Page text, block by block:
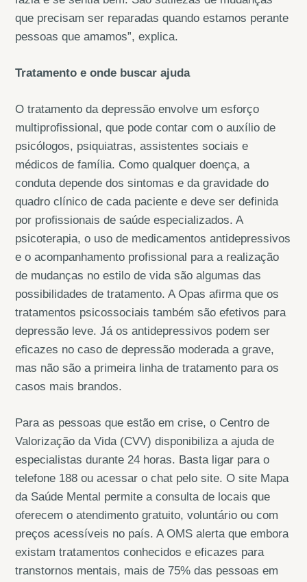
que precisam ser reparadas quando estamos perante
pessoas que amamos”, explica.
Tratamento e onde buscar ajuda
O tratamento da depressão envolve um esforço
multiprofissional, que pode contar com o auxílio de
psicólogos, psiquiatras, assistentes sociais e
médicos de família. Como qualquer doença, a
conduta depende dos sintomas e da gravidade do
quadro clínico de cada paciente e deve ser definida
por profissionais de saúde especializados. A
psicoterapia, o uso de medicamentos antidepressivos
e o acompanhamento profissional para a realização
de mudanças no estilo de vida são algumas das
possibilidades de tratamento. A Opas afirma que os
tratamentos psicossociais também são efetivos para
depressão leve. Já os antidepressivos podem ser
eficazes no caso de depressão moderada a grave,
mas não são a primeira linha de tratamento para os
casos mais brandos.
Para as pessoas que estão em crise, o Centro de
Valorização da Vida (CVV) disponibiliza a ajuda de
especialistas durante 24 horas. Basta ligar para o
telefone 188 ou acessar o chat pelo site. O site Mapa
da Saúde Mental permite a consulta de locais que
oferecem o atendimento gratuito, voluntário ou com
preços acessíveis no país. A OMS alerta que embora
existam tratamentos conhecidos e eficazes para
transtornos mentais, mais de 75% das pessoas em